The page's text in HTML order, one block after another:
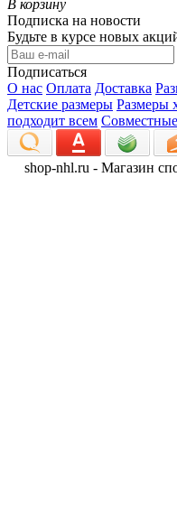
В корзину
Подписка на новости
Будьте в курсе новых
Подписаться
О нас Оплата Доставка
Детские размеры Размеры
подходит всем
shop-nhl.ru - Магазин